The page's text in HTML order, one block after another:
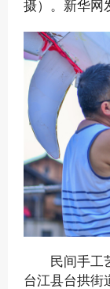
摄）。新华网
民间手工艺
台江县台拱街